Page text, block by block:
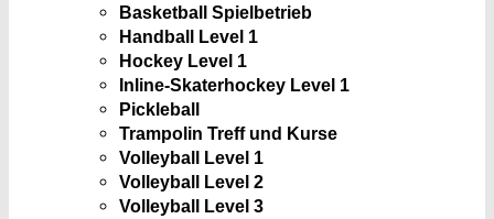
Basketball Spielbetrieb
Handball Level 1
Hockey Level 1
Inline-Skaterhockey Level 1
Pickleball
Trampolin Treff und Kurse
Volleyball Level 1
Volleyball Level 2
Volleyball Level 3